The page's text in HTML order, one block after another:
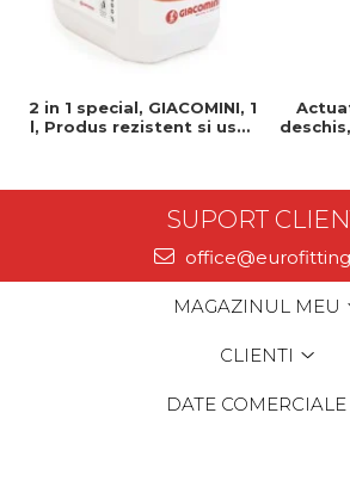
2 in 1 special, GIACOMINI, 1
l, Produs rezistent si usor
SUPORT
MAGAZINUL MEU
CLIENTI
DATE COMERCIALE